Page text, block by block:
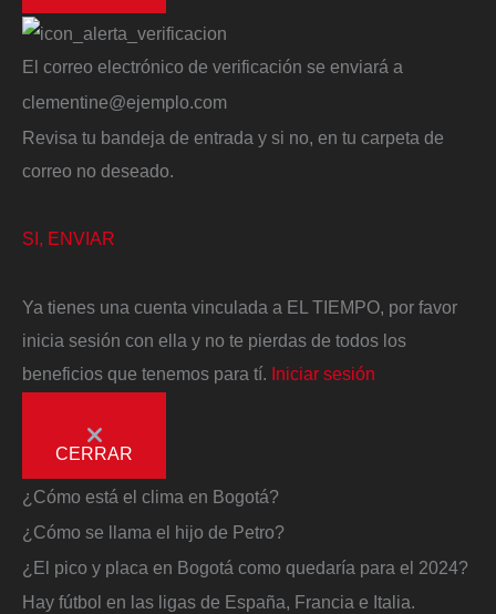
El correo electrónico de verificación se enviará a
clementine@ejemplo.com
Revisa tu bandeja de entrada y si no, en tu carpeta de
correo no deseado.
SI, ENVIAR
Ya tienes una cuenta vinculada a EL TIEMPO, por favor
inicia sesión con ella y no te pierdas de todos los
beneficios que tenemos para tí. Iniciar sesión
CERRAR
¿Cómo está el clima en Bogotá?
¿Cómo se llama el hijo de Petro?
¿El pico y placa en Bogotá como quedaría para el 2024?
Hay fútbol en las ligas de España, Francia e Italia.